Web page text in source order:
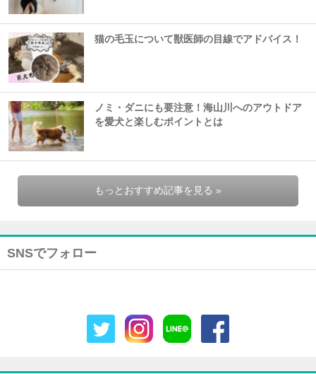
猫の毛玉について獣医師の目線でアドバイス！
ノミ・ダニにも要注意！海山川へのアウトドア
を愛犬と楽しむポイントとは
もっとおすすめ記事を見る »
SNSでフォロー